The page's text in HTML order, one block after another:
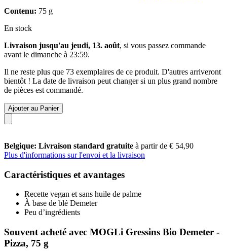
Contenu: 75 g
En stock
Livraison jusqu'au jeudi, 13. août, si vous passez commande
avant le dimanche à 23:59.
Il ne reste plus que 73 exemplaires de ce produit. D'autres arriveront
bientôt ! La date de livraison peut changer si un plus grand nombre
de pièces est commandé.
Ajouter au Panier
Belgique: Livraison standard gratuite à partir de € 54,90
Plus d'informations sur l'envoi et la livraison
Caractéristiques et avantages
Recette vegan et sans huile de palme
À base de blé Demeter
Peu d’ingrédients
Souvent acheté avec MOGLi Gressins Bio Demeter -
Pizza, 75 g